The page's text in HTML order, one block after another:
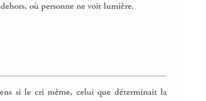
où personne ne voit lumière.
si le cri même, celui que déterminait la